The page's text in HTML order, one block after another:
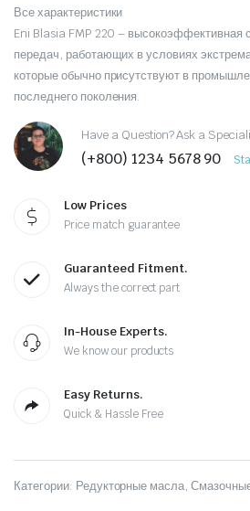
Все характеристики
Eni Blasia FMP 220 – высокоэффективная
передач, работающих в условиях
которые обычно присутствуют в
последнего поколения.
Have a Question? Ask a
(+800) 1234 5678 90
Low Prices
Price match guarantee
Guaranteed Fitment.
Always the correct part
In-House Experts.
We know our products
Easy Returns.
Quick & Hassle Free
Категории: Редукторные масла,